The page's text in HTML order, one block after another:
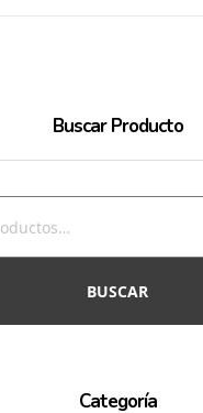
Buscar Producto
BUSCAR
Categoría